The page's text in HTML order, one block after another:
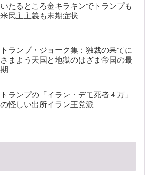
いたるところ金キラキンでトランプも
米民主主義も末期症状
トランプ・ジョーク集：独裁の果てに
さまよう天国と地獄のはざま帝国の最
期
トランプの「イラン・デモ死者４万」
の怪しい出所イラン王党派